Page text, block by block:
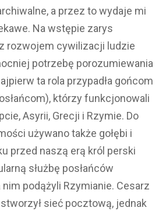
a przez to wydaje mi
Na wstępie zarys
rozwojem cywilizacji ludzie
potrzebę porozumiewania
ta rola przypadła gońcom
którzy funkcjonowali
Asyrii, Grecji i Rzymie. Do
używano także gołębi i
przed naszą erą król perski
służbę posłańców
podążyli Rzymianie. Cesarz
sieć pocztową, jednak